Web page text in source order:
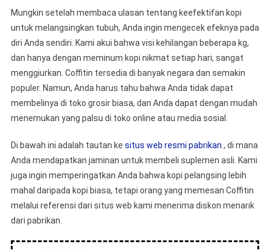
Mungkin setelah membaca ulasan tentang keefektifan kopi
untuk melangsingkan tubuh, Anda ingin mengecek efeknya pada
diri Anda sendiri. Kami akui bahwa visi kehilangan beberapa kg,
dan hanya dengan meminum kopi nikmat setiap hari, sangat
menggiurkan. Coffitin tersedia di banyak negara dan semakin
populer. Namun, Anda harus tahu bahwa Anda tidak dapat
membelinya di toko grosir biasa, dan Anda dapat dengan mudah
menemukan yang palsu di toko online atau media sosial.
Di bawah ini adalah tautan ke situs web resmi pabrikan , di mana
Anda mendapatkan jaminan untuk membeli suplemen asli. Kami
juga ingin memperingatkan Anda bahwa kopi pelangsing lebih
mahal daripada kopi biasa, tetapi orang yang memesan Coffitin
melalui referensi dari situs web kami menerima diskon menarik
dari pabrikan.